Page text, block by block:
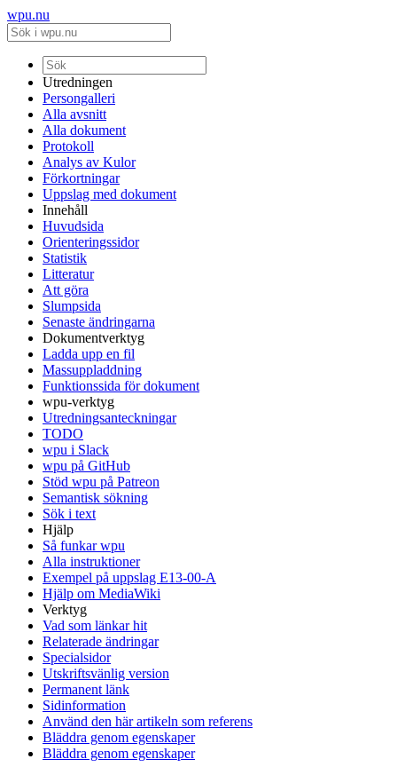
wpu.nu
Utredningen
Persongalleri
Alla avsnitt
Alla dokument
Protokoll
Analys av Kulor
Förkortningar
Uppslag med dokument
Innehåll
Huvudsida
Orienteringssidor
Statistik
Litteratur
Att göra
Slumpsida
Senaste ändringarna
Dokumentverktyg
Ladda upp en fil
Massuppladdning
Funktionssida för dokument
wpu-verktyg
Utredningsanteckningar
TODO
wpu i Slack
wpu på GitHub
Stöd wpu på Patreon
Semantisk sökning
Sök i text
Hjälp
Så funkar wpu
Alla instruktioner
Exempel på uppslag E13-00-A
Hjälp om MediaWiki
Verktyg
Vad som länkar hit
Relaterade ändringar
Specialsidor
Utskriftsvänlig version
Permanent länk
Sidinformation
Använd den här artikeln som referens
Bläddra genom egenskaper
Bläddra genom egenskaper